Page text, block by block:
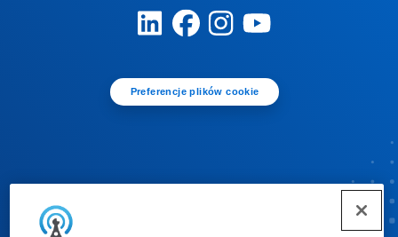
Preferencje plików cookie